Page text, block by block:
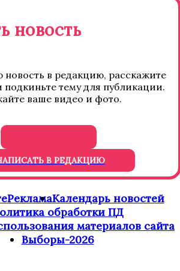
новость
новость в редакцию, расскажите
тему для публикации.
ваше видео и фото.
В РЕДАКЦИЮ
РекламаКалендарь новостей
обработки ПД
материалов сайта
Выборы-2026